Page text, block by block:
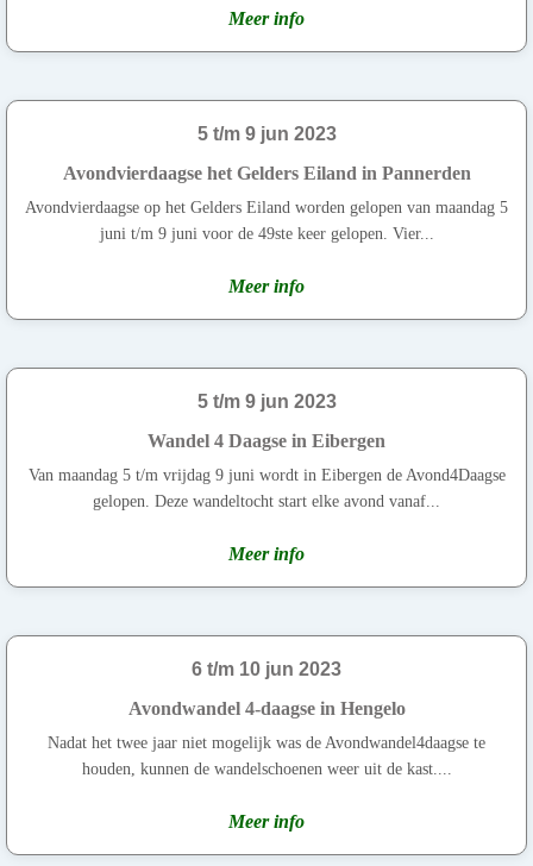
Meer info
5 t/m 9 jun 2023
Avondvierdaagse het Gelders Eiland in Pannerden
Avondvierdaagse op het Gelders Eiland worden gelopen van maandag 5
juni t/m 9 juni voor de 49ste keer gelopen. Vier...
Meer info
5 t/m 9 jun 2023
Wandel 4 Daagse in Eibergen
Van maandag 5 t/m vrijdag 9 juni wordt in Eibergen de Avond4Daagse
gelopen. Deze wandeltocht start elke avond vanaf...
Meer info
6 t/m 10 jun 2023
Avondwandel 4-daagse in Hengelo
Nadat het twee jaar niet mogelijk was de Avondwandel4daagse te
houden, kunnen de wandelschoenen weer uit de kast....
Meer info